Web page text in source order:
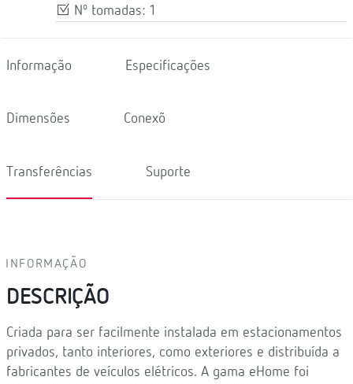
Nº tomadas: 1
Informação Especificações
Dimensões Conexõ
Transferências Suporte
INFORMAÇÃO
DESCRIÇÃO
Criada para ser facilmente instalada em estacionamentos
privados, tanto interiores, como exteriores e distribuída a
fabricantes de veículos elétricos. A gama eHome foi